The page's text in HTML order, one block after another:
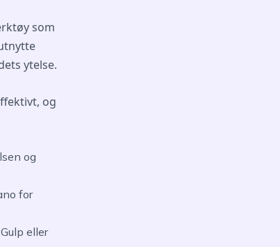
som
ytelse.
og
og
for
eller